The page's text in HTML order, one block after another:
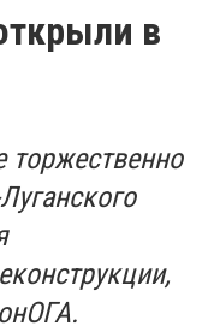
в
торжественно